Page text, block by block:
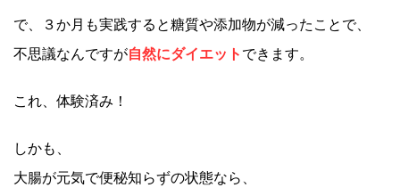
で、３か月も実践すると糖質や添加物が減ったことで、
不思議なんですが自然にダイエット できます。
これ、体験済み！
しかも、
大腸が元気で便秘知らずの状態なら、